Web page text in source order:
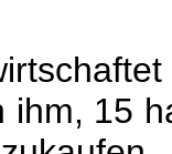
ihm, 15